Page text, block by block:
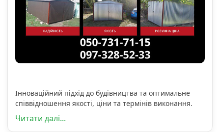
Інноваційний підхід до будівництва та оптимальне
співвідношення якості, ціни та термінів виконання.
Читати далі...